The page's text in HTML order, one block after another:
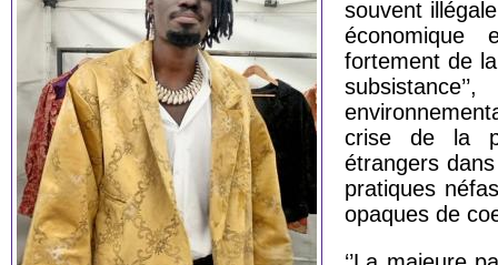
souvent
économique
fortement de
crise de la
étrangers
pratiques
opaques de